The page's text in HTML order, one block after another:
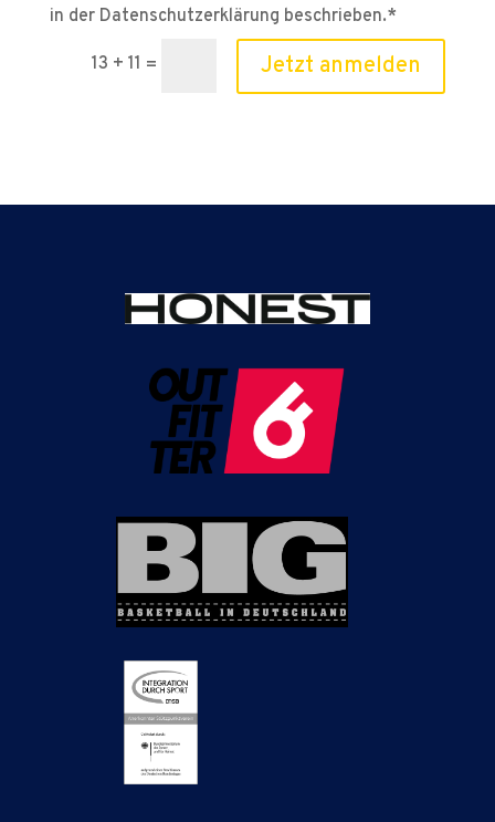
in der Datenschutzerklärung beschrieben.*
13 + 11 = Jetzt anmelden